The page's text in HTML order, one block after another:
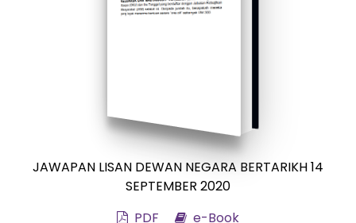
JAWAPAN LISAN DEWAN NEGARA BERTARIKH 14
SEPTEMBER 2020
PDF
e-Book